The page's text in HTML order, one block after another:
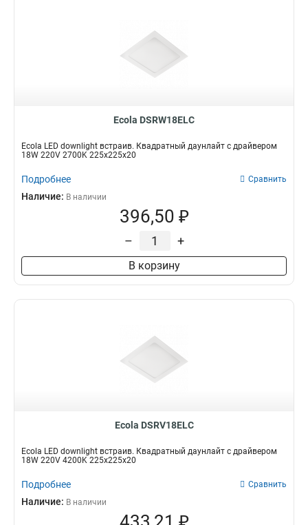
Ecola DSRW18ELC
Ecola LED downlight встраив. Квадратный даунлайт с драйвером
18W 220V 2700K 225x225x20
Подробнее Сравнить
Наличие: В наличии
396,50 ₽
– +
В корзину
Ecola DSRV18ELC
Ecola LED downlight встраив. Квадратный даунлайт с драйвером
18W 220V 4200K 225x225x20
Подробнее Сравнить
Наличие: В наличии